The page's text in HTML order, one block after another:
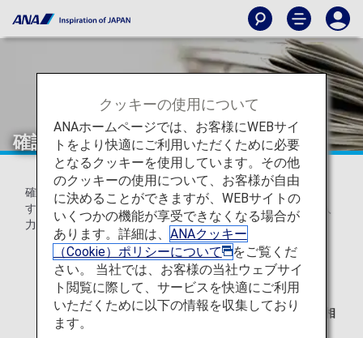
確認書類における参照箇所
確認書類における参照箇所は、航空会社によって異なりま
す。参照箇所を以下よりご確認のうえ、ご搭乗便情報をご入
力ください。
枠で囲った箇所が、ご入力の際、必要な情報となりま
す。
航空券番号や便名が、eチケットお客様控と搭乗券で相
違している場合は、搭乗券の情報を優先してくださ
クッキーの使用について
ANAホームページでは、お客様にWEBサイ
トをより快適にご利用いただくために必要
となるクッキーを使用しています。その他
のクッキーの使用について、お客様が自由
に決めることができますが、WEBサイトの
いくつかの機能が享受できなくなる場合が
あります。詳細は、 ANAクッキー
（Cookie）ポリシーについて
をご覧くだ
さい。 当社では、お客様の当社ウェブサイ
ト閲覧に際して、サービスを快適にご利用
いただくために以下の情報を収集しており
ます。